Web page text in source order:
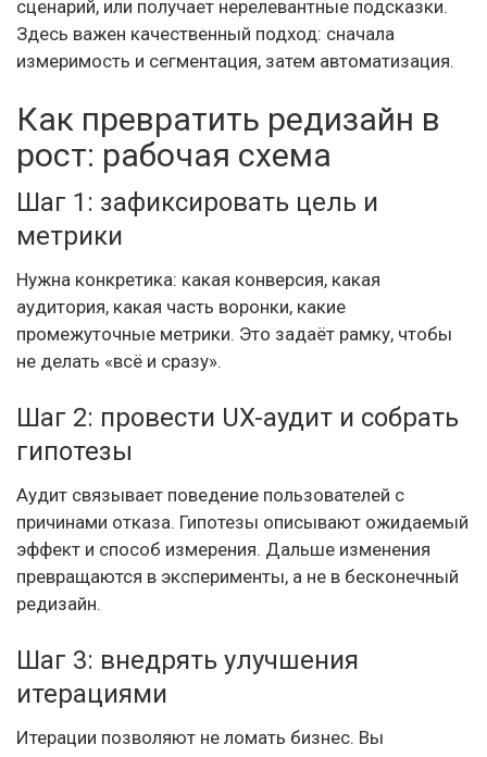
сценарий, или получает нерелевантные подсказки.
Здесь важен качественный подход: сначала
измеримость и сегментация, затем автоматизация.
Как превратить редизайн в
рост: рабочая схема
Шаг 1: зафиксировать цель и
метрики
Нужна конкретика: какая конверсия, какая
аудитория, какая часть воронки, какие
промежуточные метрики. Это задаёт рамку, чтобы
не делать «всё и сразу».
Шаг 2: провести UX-аудит и собрать
гипотезы
Аудит связывает поведение пользователей с
причинами отказа. Гипотезы описывают ожидаемый
эффект и способ измерения. Дальше изменения
превращаются в эксперименты, а не в бесконечный
редизайн.
Шаг 3: внедрять улучшения
итерациями
Итерации позволяют не ломать бизнес. Вы